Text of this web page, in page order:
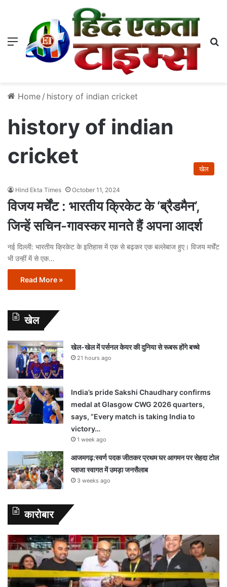
Menu
Home / history of indian cricket
history of indian
cricket
खेल
Hind Ekta Times October 11, 2024
विजय मर्चेंट : भारतीय क्रिकेट के ‘ब्रैडमैन’,
जिन्हें सचिन-गावस्कर मानते हैं अपना आदर्श
नई दिल्ली: भारतीय क्रिकेट के इतिहास में एक से बढ़कर एक बल्लेबाज हुए। विजय मर्चेंट
भी उन्हीं में से एक…
Read More »
खेल
खेल-खेल में पर्सनल केयर की दुनिया से रूबरू होंगे बच्चे
21 hours ago
India’s pride Sakshi Chaudhary confirms
medal at Glasgow CWG 2026 quarters,
says, “Every match is taking India to
victory…
1 week ago
आजमगढ़:स्वर्ण पदक जीतकर प्रथम घर आगमन पर सेहदा टोल
प्लाजा स्वागत में उमड़ा जनसैलाब
3 weeks ago
कारोबार